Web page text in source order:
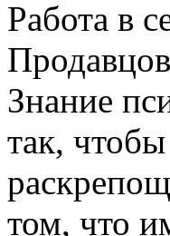
Работа в
Знание
так,
том, что